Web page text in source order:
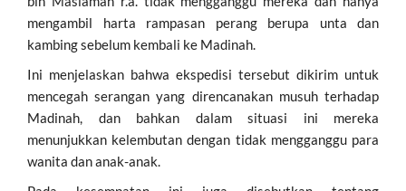
mengambil harta rampasan perang berupa unta dan
kambing sebelum kembali ke Madinah.
Ini menjelaskan bahwa ekspedisi tersebut dikirim untuk
mencegah serangan yang direncanakan musuh terhadap
Madinah, dan bahkan dalam situasi ini mereka
menunjukkan kelembutan dengan tidak mengganggu para
wanita dan anak-anak.